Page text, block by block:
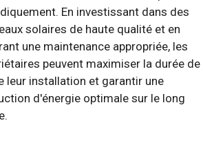
En investissant dans des
solaires de haute qualité et en
une maintenance appropriée, les
peuvent maximiser la durée de
leur installation et garantir une
d'énergie optimale sur le long